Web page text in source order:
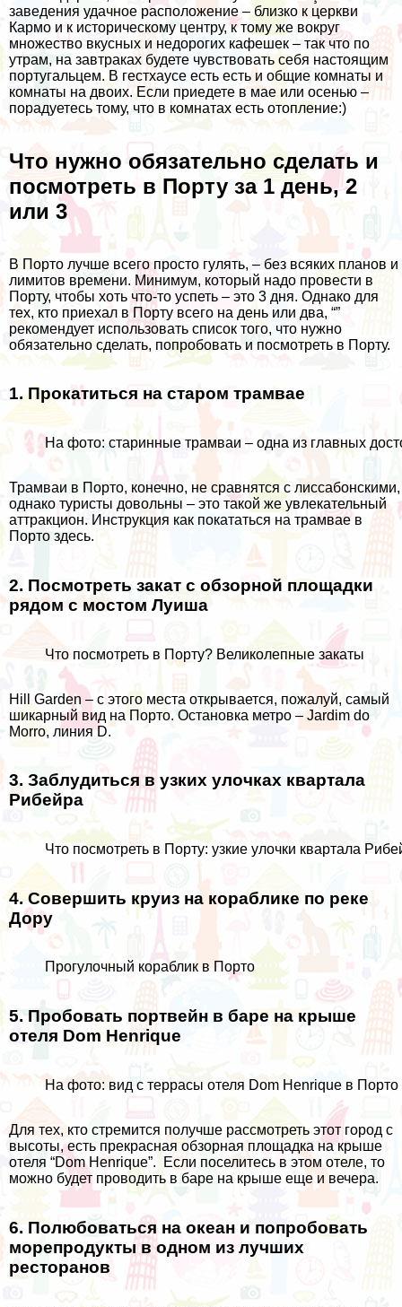
заведения удачное расположение – близко к церкви
Кармо и к историческому центру, к тому же вокруг
множество вкусных и недорогих кафешек – так что по
утрам, на завтраках будете чувствовать себя настоящим
португальцем. В гестхаусе есть есть и общие комнаты и
комнаты на двоих. Если приедете в мае или осенью –
порадуетесь тому, что в комнатах есть отопление:)
Что нужно обязательно сделать и
посмотреть в Порту за 1 день, 2
или 3
В Порто лучше всего просто гулять, – без всяких планов и
лимитов времени. Минимум, который надо провести в
Порту, чтобы хоть что-то успеть – это 3 дня. Однако для
тех, кто приехал в Порту всего на день или два, “”
рекомендует использовать список того, что нужно
обязательно сделать, попробовать и посмотреть в Порту.
1. Прокатиться на старом трамвае
На фото: старинные трамваи – одна из главных
Трамваи в Порто, конечно, не сравнятся с лиссабонскими,
однако туристы довольны – это такой же увлекательный
аттракцион. Инструкция как покататься на трамвае в
Порто здесь.
2. Посмотреть закат с обзорной площадки
рядом с мостом Луиша
Что посмотреть в Порту? Великолепные закаты
Hill Garden – c этого места открывается, пожалуй, самый
шикарный вид на Порто. Остановка метро – Jardim do
Morro, линия D.
3. Заблудиться в узких улочках квартала
Рибейра
Что посмотреть в Порту: узкие улочки квартала
4. Совершить круиз на кораблике по реке
Дору
Прогулочный кораблик в Порто
5. Пробовать портвейн в баре на крыше
отеля Dom Henrique
На фото: вид с террасы отеля Dom Henrique в Порто
Для тех, кто стремится получше рассмотреть этот город с
высоты, есть прекрасная обзорная площадка на крыше
отеля “Dom Henrique”. Если поселитесь в этом отеле, то
можно будет проводить в баре на крыше еще и вечера.
6. Полюбоваться на океан и попробовать
морепродукты в одном из лучших
ресторанов